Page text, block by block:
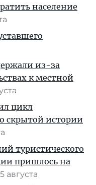
население
из-за
к местной
цикл
скрытой истории
туристического
пришлось на
5 августа